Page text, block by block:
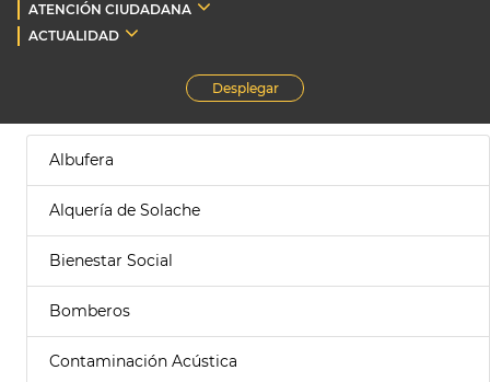
ATENCIÓN CIUDADANA
ACTUALIDAD
Desplegar
Albufera
Alquería de Solache
Bienestar Social
Bomberos
Contaminación Acústica